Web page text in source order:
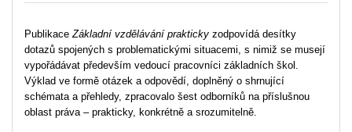
Publikace Základní vzdělávání prakticky zodpovídá desítky
dotazů spojených s problematickými situacemi, s nimiž se musejí
vypořádávat především vedoucí pracovníci základních škol.
Výklad ve formě otázek a odpovědí, doplněný o shrnující
schémata a přehledy, zpracovalo šest odborníků na příslušnou
oblast práva – prakticky, konkrétně a srozumitelně.